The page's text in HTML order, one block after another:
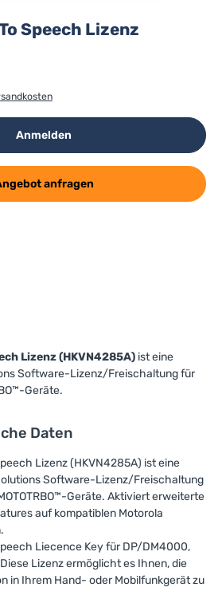
Speech Lizenz
Anmelden
anfragen
Lizenz (HKVN4285A) ist eine
Software-Lizenz/Freischaltung für
Geräte.
Daten
Lizenz (HKVN4285A) ist eine
Software-Lizenz/Freischaltung
Geräte. Aktiviert erweiterte
auf kompatiblen Motorola
Liecence Key für DP/DM4000,
Lizenz ermöglicht es Ihnen, die
in Ihrem Hand- oder Mobilfunkgerät zu